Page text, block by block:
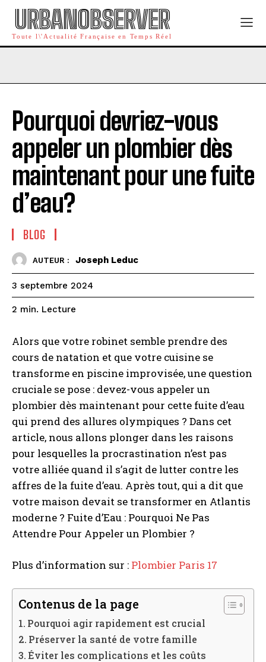
URBANOBSERVER
Toute l\'Actualité Française en Temps Réel
Pourquoi devriez-vous
appeler un plombier dès
maintenant pour une fuite
d’eau?
BLOG
AUTEUR : Joseph Leduc
3 septembre 2024
2 min. Lecture
Alors que votre robinet semble prendre des
cours de natation et que votre cuisine se
transforme en piscine improvisée, une question
cruciale se pose : devez-vous appeler un
plombier dès maintenant pour cette fuite d’eau
qui prend des allures olympiques ? Dans cet
article, nous allons plonger dans les raisons
pour lesquelles la procrastination n’est pas
votre alliée quand il s’agit de lutter contre les
affres de la fuite d’eau. Après tout, qui a dit que
votre maison devait se transformer en Atlantis
moderne ? Fuite d’Eau : Pourquoi Ne Pas
Attendre Pour Appeler un Plombier ?
Plus d’information sur : Plombier Paris 17
Contenus de la page
Pourquoi agir rapidement est crucial
Préserver la santé de votre famille
Éviter les complications et les coûts